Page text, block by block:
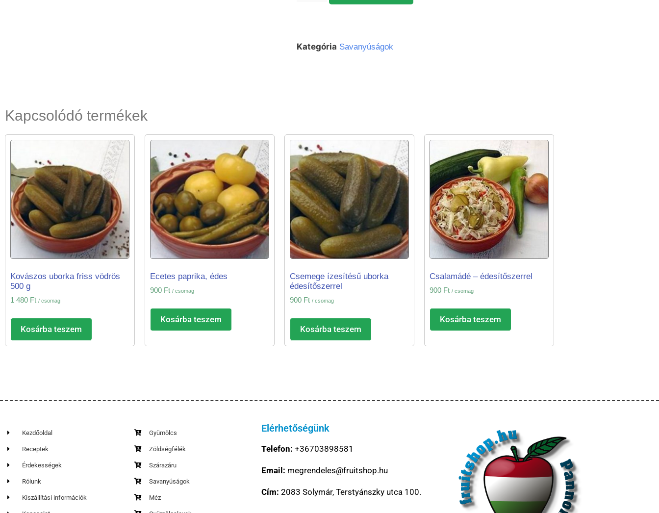
Kategória Savanyúságok
Kapcsolódó termékek
Kovászos uborka friss vödrös
500 g
1 480 Ft / csomag
Kosárba teszem
Ecetes paprika, édes
900 Ft / csomag
Kosárba teszem
Csemege ízesítésű uborka
édesítőszerrel
900 Ft / csomag
Kosárba teszem
Csalamádé – édesítőszerrel
900 Ft / csomag
Kosárba teszem
Kezdőoldal
Receptek
Érdekességek
Rólunk
Kiszállítási információk
Gyümölcs
Zöldségfélék
Szárazáru
Savanyúságok
Méz
Elérhetőségünk
Telefon: +36703898581
Email: megrendeles@fruitshop.hu
Cím: 2083 Solymár, Terstyánszky utca 100.